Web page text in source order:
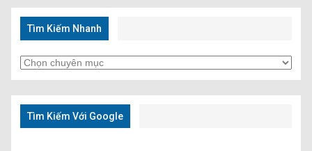
Tìm Kiếm Nhanh
Tìm
Kiếm
Nhanh
Tìm Kiếm Với Google